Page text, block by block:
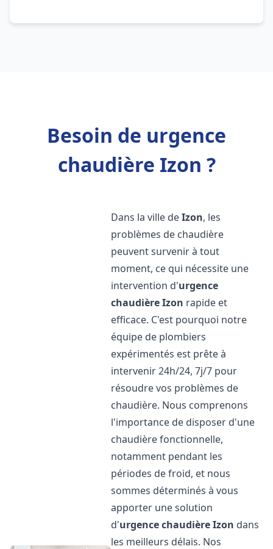
Besoin de urgence
chaudière Izon ?
Dans la ville deIzon, les
problèmes de chaudière
peuvent survenir à tout
moment, ce qui nécessite une
intervention d'urgence
chaudièreIzon rapide et
efficace. C'est pourquoi notre
équipe de plombiers
expérimentés est prête à
intervenir 24h/24, 7j/7 pour
résoudre vos problèmes de
chaudière. Nous comprenons
l'importance de disposer d'une
chaudière fonctionnelle,
notamment pendant les
périodes de froid, et nous
sommes déterminés à vous
apporter une solution
d'urgence chaudièreIzon dans
les meilleurs délais. Nos